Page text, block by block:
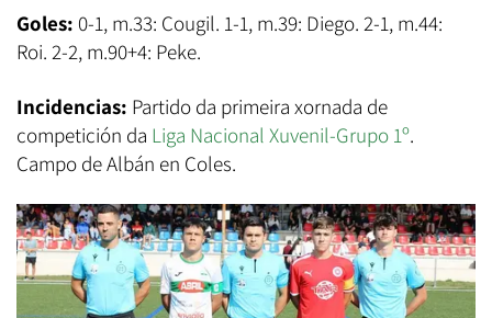
Goles: 0-1, m.33: Cougil. 1-1, m.39: Diego. 2-1, m.44:
Roi. 2-2, m.90+4: Peke.
Incidencias: Partido da primeira xornada de
competición da Liga Nacional Xuvenil-Grupo 1º.
Campo de Albán en Coles.